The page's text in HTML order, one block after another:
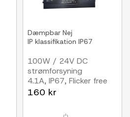
Dæmpbar Nej
IP klassifikation IP67
100W / 24V DC
strømforsyning
4.1A, IP67, Flicker free
160 kr